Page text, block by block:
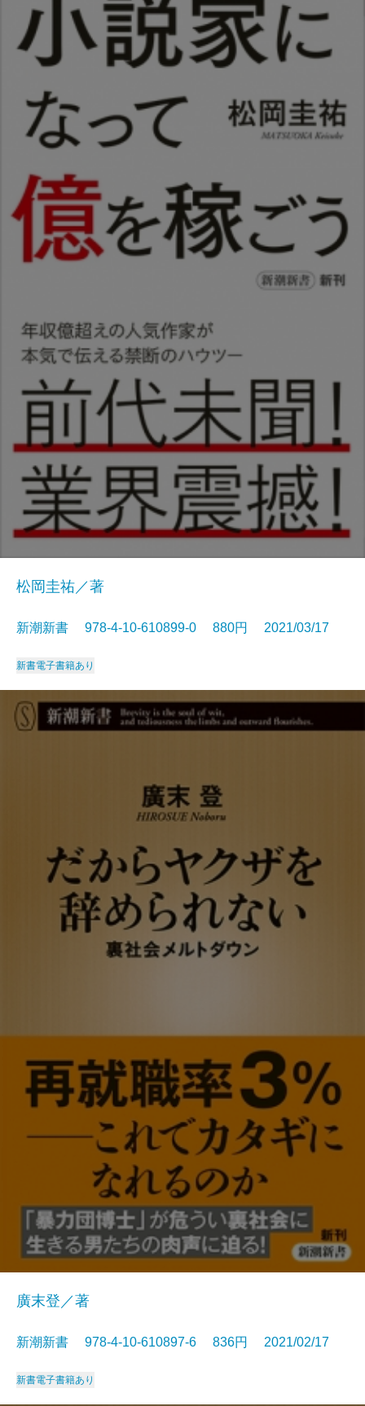
松岡圭祐／著
新潮新書 978-4-10-610899-0 880円 2021/03/17
新書電子書籍あり
廣末登／著
新潮新書 978-4-10-610897-6 836円 2021/02/17
新書電子書籍あり